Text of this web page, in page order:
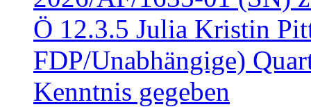
Ö 12.3.5 Julia Kristin
FDP/Unabhängige)
Kenntnis gegeben